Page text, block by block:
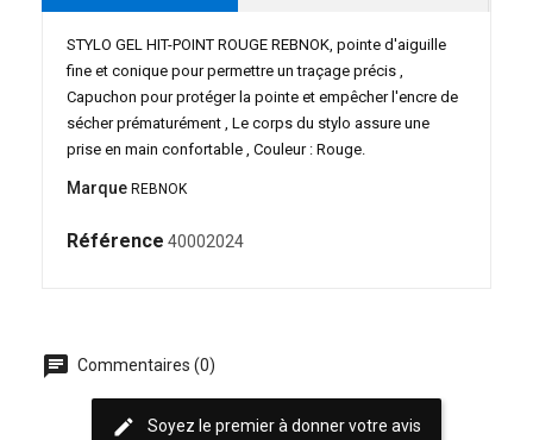
STYLO GEL HIT-POINT ROUGE REBNOK, pointe d'aiguille
fine et conique pour permettre un traçage précis ,
Capuchon pour protéger la pointe et empêcher l'encre de
sécher prématurément , Le corps du stylo assure une
prise en main confortable , Couleur : Rouge.
Marque REBNOK
Référence 40002024
chat Commentaires (0)
edit Soyez le premier à donner votre avis